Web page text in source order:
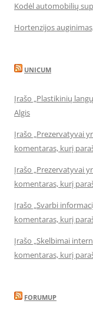
Kodėl automobilių
Hortenzijos
UNICUM
Įrašo „Plastikinių
Algis
Įrašo „Prezervatyvai
komentaras, kurį
Įrašo „Prezervatyvai
komentaras, kurį
Įrašo „Svarbi
komentaras, kurį
Įrašo „Skelbimai
komentaras, kurį
FORUMUP